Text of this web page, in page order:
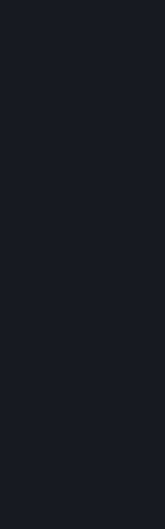
内容，对于某些类别
下载。某些情形下，
您理解并同意，完美
创意工坊内容的副本
一些允许创意工坊的
列条款不一致。除非应
（1） 创意工坊内容属
取您创意工坊内容的
本协议规定的用户对其
（2） 尽管有第6.A条
有权对您的创意工坊
得您的创意工坊内容
容，完美世界可进行
方可在其认为有必要
创意工坊内容进行修改
（3） 您可以自行决定
内容。如果您选择这样
传输、传播、公开展
是：(a) 对于已分发的
式在游戏中使用的创
意工坊内容享有的权
并不影响已获取该等创